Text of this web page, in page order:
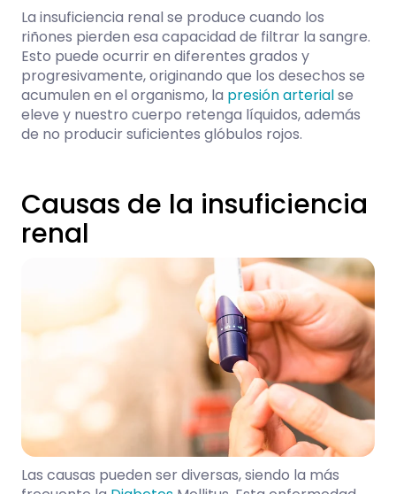
La insuficiencia renal se produce cuando los
riñones pierden esa capacidad de filtrar la sangre.
Esto puede ocurrir en diferentes grados y
progresivamente, originando que los desechos se
acumulen en el organismo, la presión arterialse
eleve y nuestro cuerpo retenga líquidos, además
de no producir suficientes glóbulos rojos.
Causas de la insuficiencia
renal
Las causas pueden ser diversas, siendo la más